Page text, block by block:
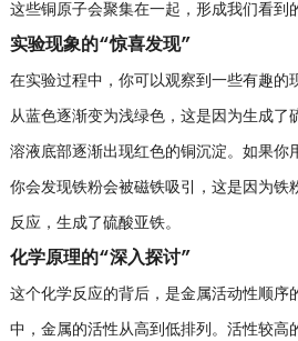
这些铜原子会聚集在一起，形成我们看到
实验现象的“惊喜发现”
在实验过程中，你可以观察到一些有趣的
从蓝色逐渐变为浅绿色，这是因为生成了
溶液底部逐渐出现红色的铜沉淀。如果你
你会发现铁粉会被磁铁吸引，这是因为铁
反应，生成了硫酸亚铁。
化学原理的“深入探讨”
这个化学反应的背后，是金属活动性顺序
中，金属的活性从高到低排列。活性较高